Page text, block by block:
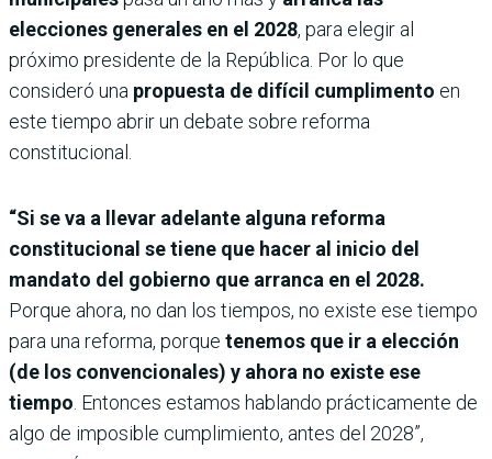
elecciones generales en el 2028, para elegir al
próximo presidente de la República. Por lo que
consideró una propuesta de difícil cumplimento en
este tiempo abrir un debate sobre reforma
constitucional.
“Si se va a llevar adelante alguna reforma
constitucional se tiene que hacer al inicio del
mandato del gobierno que arranca en el 2028.
Porque ahora, no dan los tiempos, no existe ese tiempo
para una reforma, porque tenemos que ir a elección
(de los convencionales) y ahora no existe ese
tiempo. Entonces estamos hablando prácticamente de
algo de imposible cumplimiento, antes del 2028”,